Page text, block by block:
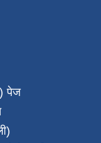
पेज